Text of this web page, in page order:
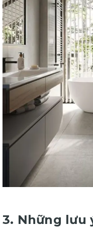
3. Những lưu